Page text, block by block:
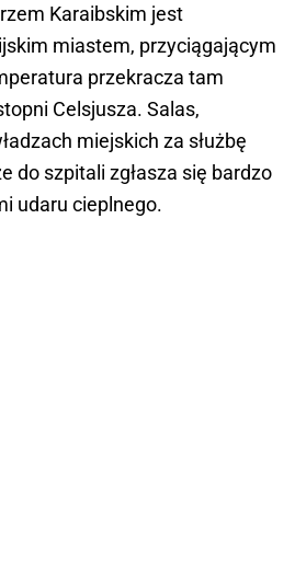
Karaibskim jest
miastem, przyciągającym
przekracza tam
Celsjusza. Salas,
miejskich za służbę
do szpitali zgłasza się bardzo
udaru cieplnego.